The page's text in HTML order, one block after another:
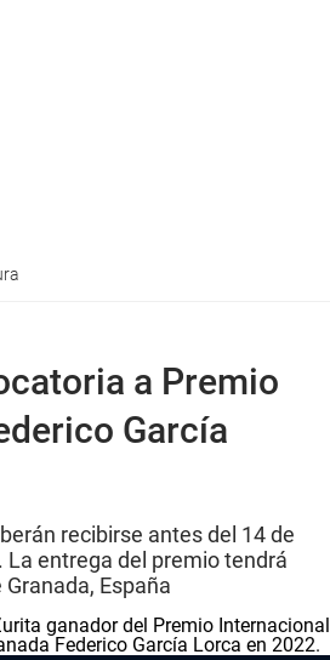
a Premio
García
recibirse antes del 14 de
entrega del premio tendrá
Granada, España